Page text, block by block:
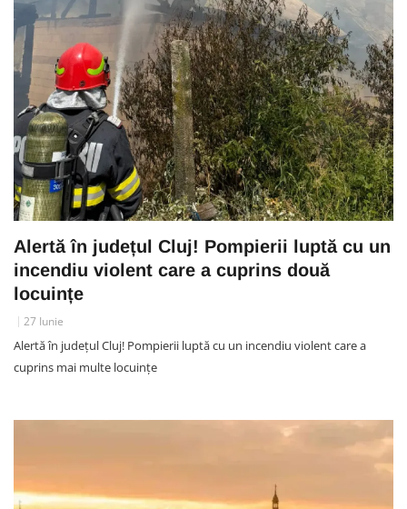
Alertă în județul Cluj! Pompierii luptă cu un
incendiu violent care a cuprins două
locuințe
27 Iunie
Alertă în județul Cluj! Pompierii luptă cu un incendiu violent care a
cuprins mai multe locuințe